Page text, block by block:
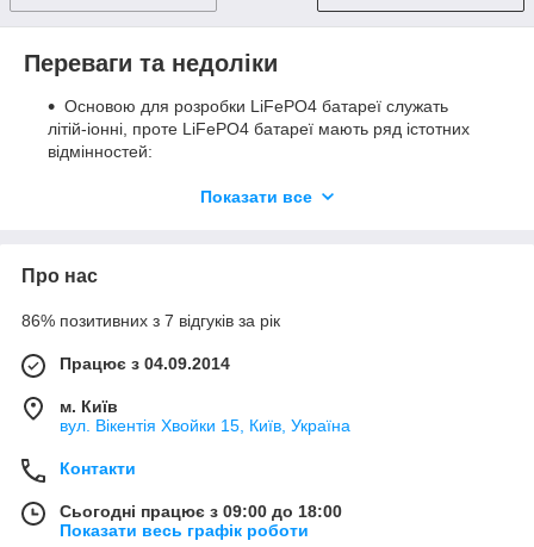
Переваги та недоліки
Основою для розробки LiFePO4 батареї служать
літій-іонні, проте LiFePO4 батареї мають ряд істотних
відмінностей:
термін служби, ніж інші літій-іонні акумулятори;
Напруга на виході залишається близьким до 3.2 під час
повністю. І це значно спрощує необхідність
можливість встановити чотири батареї послідовно для
отримання номінальної напруги на виході в 12.8 Ст. Це
акумуляторів з шістьма осередками. І, поряд з
батарей, це робить їх хорошою потенційною заміною
для свинцево-кислотних акумуляторних батарей в
Показати все
Про нас
86% позитивних з 7 відгуків за рік
Працює з 04.09.2014
м. Київ
вул. Вікентія Хвойки 15, Київ, Україна
Контакти
Сьогодні працює з 09:00 до 18:00
Показати весь графік роботи